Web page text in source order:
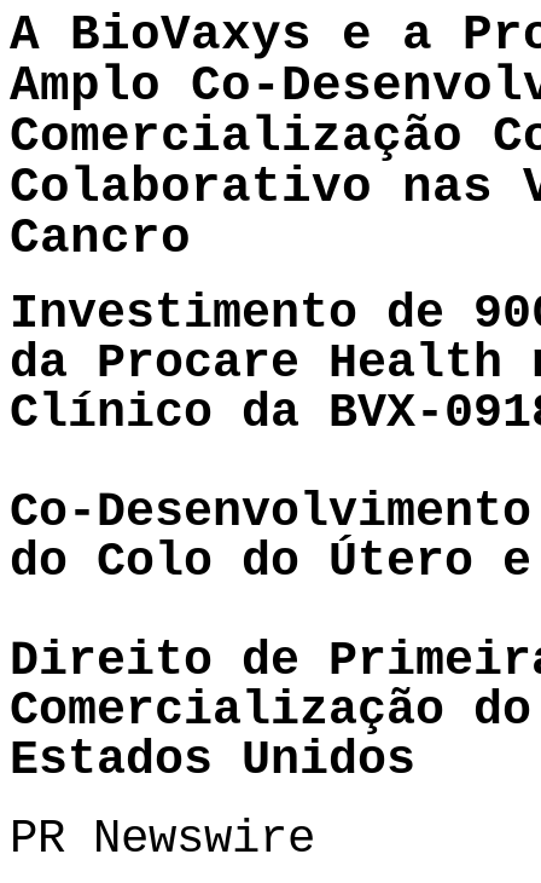
A BioVaxys e a
Amplo Co-
Comercialização
Colaborativo nas
Cancro
Investimento de
da Procare Health
Clínico da BVX-
Co-
do Colo do Útero e
Direito de
Comercialização
Estados Unidos
PR Newswire